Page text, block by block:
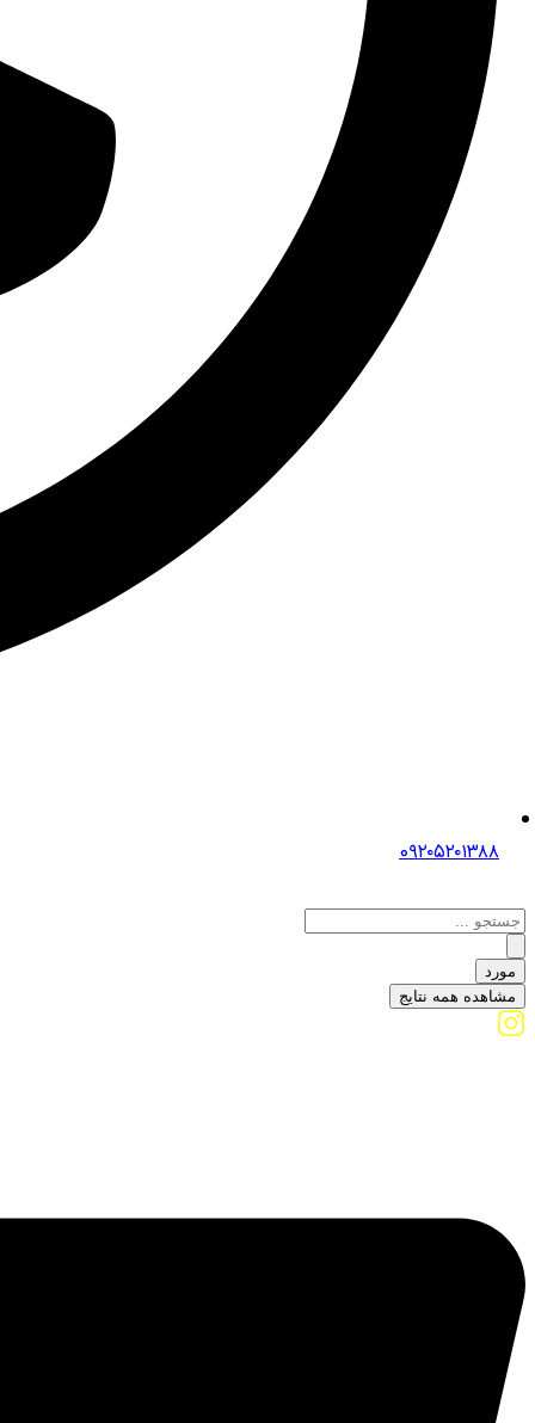
0۹۲۰۵۲۰۱۳۸۸
مورد
مشاهده همه نتایج